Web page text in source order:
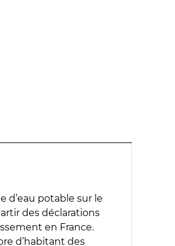
d’eau potable sur le
des déclarations
en France.
d’habitant des